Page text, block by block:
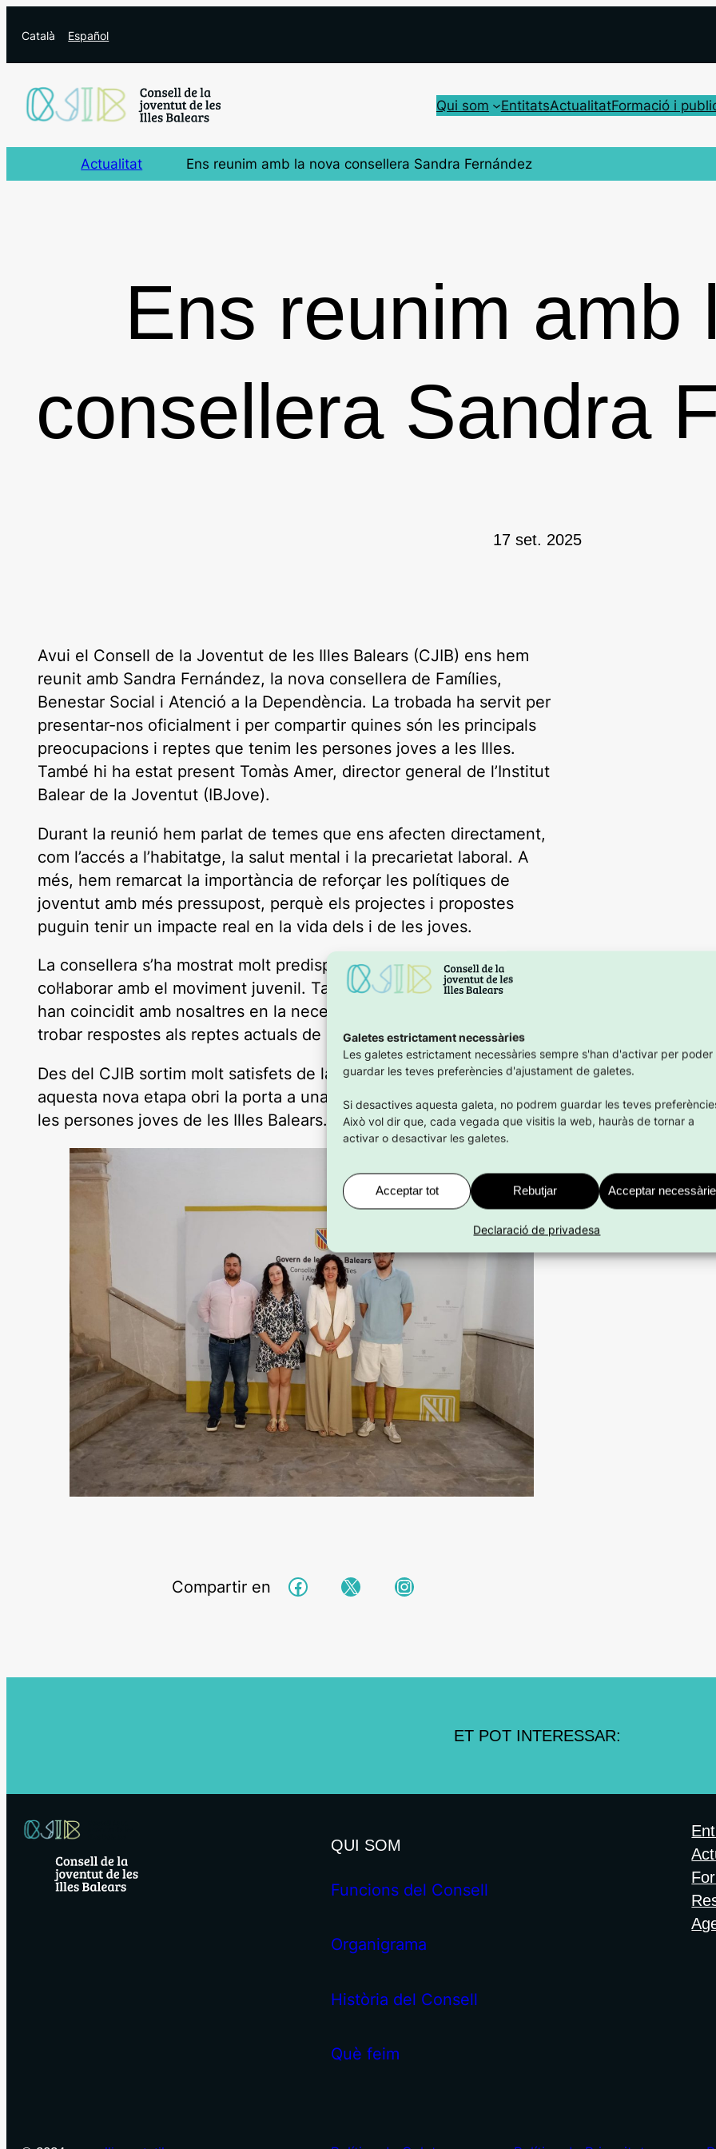
Galetes estrictament necessàries
Les galetes estrictament necessàries sempre s'han d'activar per poder
guardar les teves preferències d'ajustament de galetes.
Si desactives aquesta galeta, no podrem guardar les teves
Això vol dir que, cada vegada que visitis la web, hauràs de tornar a
activar o desactivar les galetes.
Acceptar tot Rebutjar Acceptar
Declaració de privadesa
contingut
Català Español
Qui som EntitatsActualitatFormació i
Actualitat Ens reunim amb la nova consellera Sandra Fernández
Ens reunim amb
consellera Sandra
17 set. 2025
Avui el Consell de la Joventut de les Illes Balears (CJIB) ens hem
reunit amb Sandra Fernández, la nova consellera de Famílies,
Benestar Social i Atenció a la Dependència. La trobada ha servit per
presentar-nos oficialment i per compartir quines són les principals
preocupacions i reptes que tenim les persones joves a les Illes.
També hi ha estat present Tomàs Amer, director general de l’Institut
Balear de la Joventut (IBJove).
Durant la reunió hem parlat de temes que ens afecten directament,
com l’accés a l’habitatge, la salut mental i la precarietat laboral. A
més, hem remarcat la importància de reforçar les polítiques de
joventut amb més pressupost, perquè els projectes i propostes
puguin tenir un impacte real en la vida dels i de les joves.
La consellera s’ha mostrat molt predisposada a escoltar-nos i a
col·laborar amb el moviment juvenil. Tant ella com el director d’IBJove
han coincidit amb nosaltres en la necessitat de treballar plegats per
trobar respostes als reptes actuals de la joventut.
Des del CJIB sortim molt satisfets de la trobada i confiem que
aquesta nova etapa obri la porta a una major aposta institucional per
les persones joves de les Illes Balears.
Compartir en Facebook
X Instagram
ET POT INTERESSAR:
QUI SOM
Funcions del Consell
Organigrama
Història del Consell
Què feim